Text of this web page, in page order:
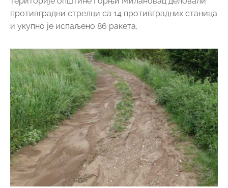
противградни стрелци са 14 противградних станица
и укупно је испаљено 86 ракета.